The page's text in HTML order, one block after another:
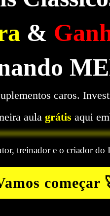
&
caros.
aula grátis aqui
treinador e o criador do
começar